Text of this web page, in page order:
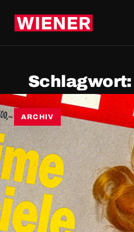
Schlagwort:
ARCHIV